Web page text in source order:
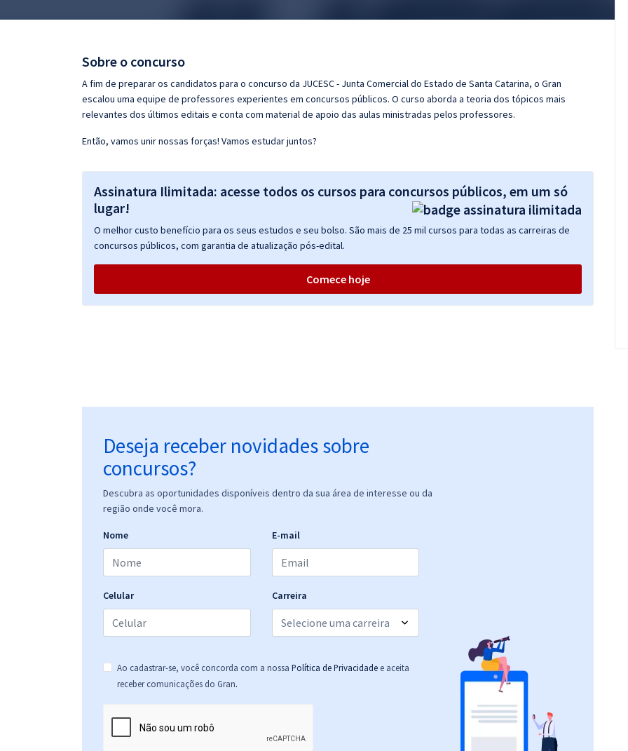
Questões grátis
Conteúdo gratuito
Sobre o concurso
A fim de preparar os candidatos para o concurso da JUCESC - Junta Comercial do Estado de Santa Catarina, o Gran
escalou uma equipe de professores experientes em concursos públicos. O curso aborda a teoria dos tópicos mais
relevantes dos últimos editais e conta com material de apoio das aulas ministradas pelos professores.
Então, vamos unir nossas forças! Vamos estudar juntos?
Assinatura Ilimitada: acesse todos os cursos para concursos públicos, em um só
lugar!
O melhor custo benefício para os seus estudos e seu bolso. São mais de 25 mil cursos para todas as carreiras de
concursos públicos, com garantia de atualização pós-edital.
Comece hoje
Deseja receber novidades sobre
concursos?
Descubra as oportunidades disponíveis dentro da sua área de interesse ou da
região onde você mora.
Nome E-mail
Celular Carreira
Ao cadastrar-se, você concorda com a nossa Política de Privacidade e aceita
receber comunicações do Gran.